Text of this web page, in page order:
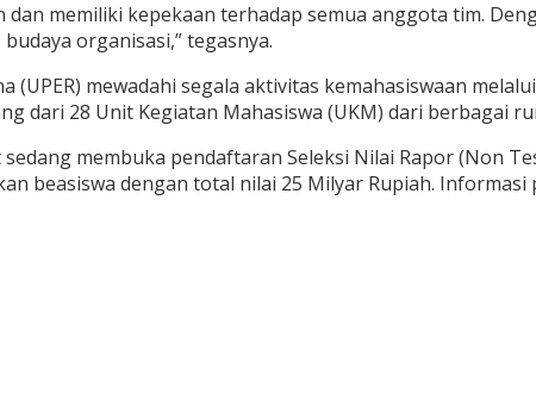
memiliki kepekaan terhadap semua anggota tim.
organisasi,” tegasnya.
mewadahi segala aktivitas kemahasiswaan
dari 28 Unit Kegiatan Mahasiswa (UKM) dari berbagai
membuka pendaftaran Seleksi Nilai Rapor (Non
beasiswa dengan total nilai 25 Milyar Rupiah.